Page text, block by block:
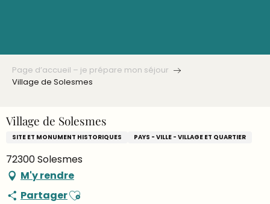
Page d’accueil – je prépare mon séjour
Village de Solesmes
Village de Solesmes
SITE ET MONUMENT HISTORIQUES PAYS - VILLE - VILLAGE ET QUARTIER
72300 Solesmes
M'y rendre
PartagerAjouter aux favoris